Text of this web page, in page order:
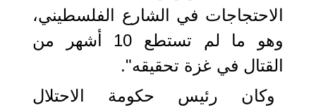
الاحتجاجات في الشارع الفلسطيني،
وهو ما لم تستطع 10 أشهر من
القتال في غزة تحقيقه".
وكان رئيس حكومة الاحتلال